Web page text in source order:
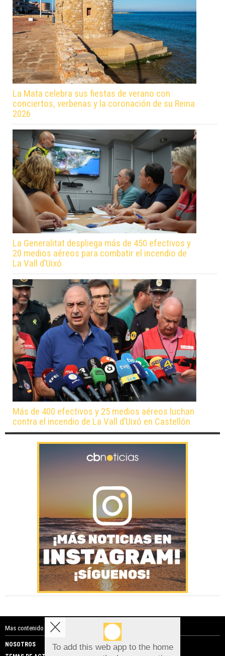
La Mata celebra sus fiestas de verano con
conciertos, verbenas y la coronación de su Reina
2026
La Generalitat despliega más de 450 efectivos y
20 medios aéreos para combatir el incendio de
La Vall d’Uixó
Más de 400 efectivos y 25 medios aéreos luchan
contra el incendio de La Vall d’Uixó en Castellón
Mas contenido de Costa Blanca Noticias:
NOSOTROS
PUBLICIDAD
To add this web app to the home